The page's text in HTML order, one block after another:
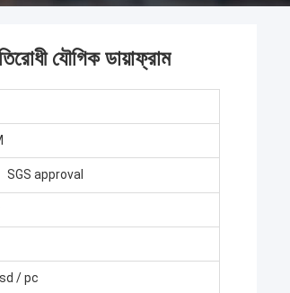
যৌগিক ডায়াফ্রাম
SGS approval
/ pc